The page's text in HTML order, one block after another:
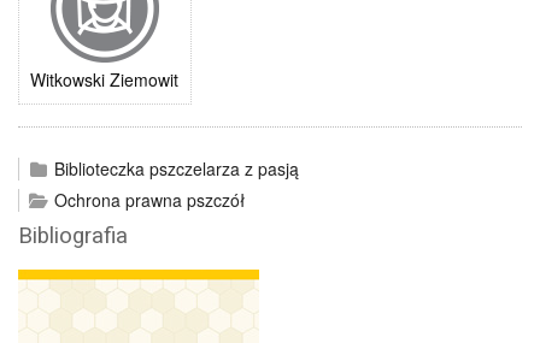
Witkowski Ziemowit
Biblioteczka pszczelarza z pasją
Ochrona prawna pszczół
Bibliografia